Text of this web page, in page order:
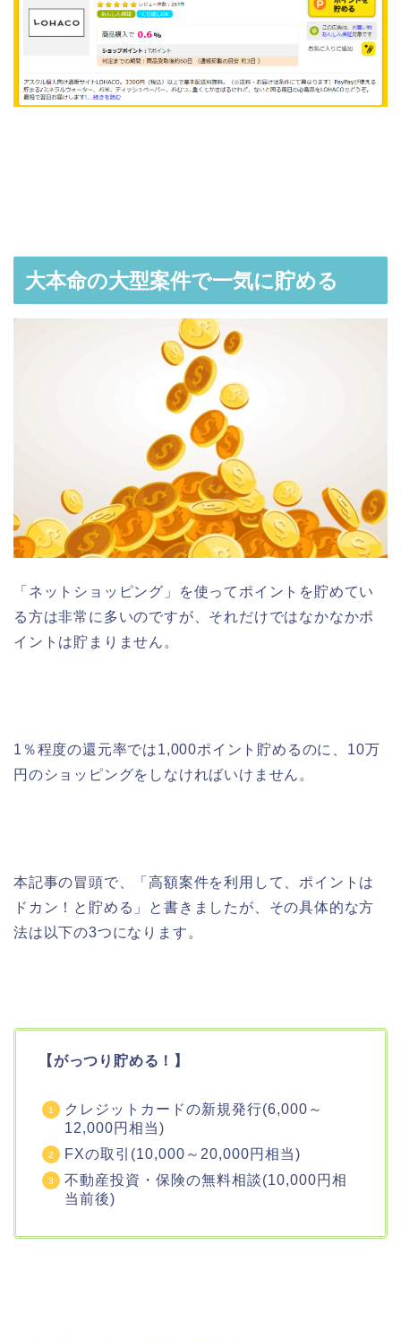
大本命の大型案件で一気に貯める
「ネットショッピング」を使ってポイントを貯めてい
る方は非常に多いのですが、それだけではなかなかポ
イントは貯まりません。
1％程度の還元率では1,000ポイント貯めるのに、10万
円のショッピングをしなければいけません。
本記事の冒頭で、「高額案件を利用して、ポイントは
ドカン！と貯める」と書きましたが、その具体的な方
法は以下の3つになります。
【がっつり貯める！】
クレジットカードの新規発行(6,000～
12,000円相当)
FXの取引(10,000～20,000円相当)
不動産投資・保険の無料相談(10,000円相
当前後)